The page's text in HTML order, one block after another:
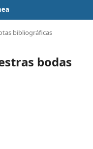
bibliográficas
bodas